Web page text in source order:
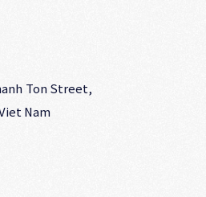
Ton Street,
Nam